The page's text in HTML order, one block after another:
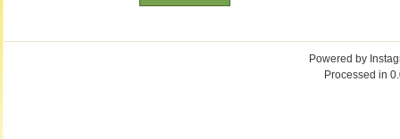
Powered by
Processed in